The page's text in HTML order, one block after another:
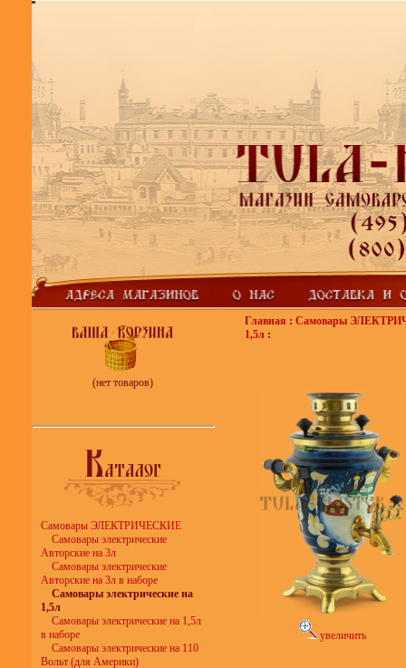
(нет товаров)
Самовары ЭЛЕКТРИЧЕСКИЕ
Самовары электрические
Авторские на 3л
Самовары электрические
Авторские на 3л в наборе
Самовары электрические на
1,5л
Самовары электрические на 1,5л
в наборе
Самовары электрические на 110
Вольт (для Америки)
Главная : Самовары
1,5л :
увеличить